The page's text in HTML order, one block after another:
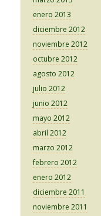
enero 2013
diciembre 2012
noviembre 2012
octubre 2012
agosto 2012
julio 2012
junio 2012
mayo 2012
abril 2012
marzo 2012
febrero 2012
enero 2012
diciembre 2011
noviembre 2011